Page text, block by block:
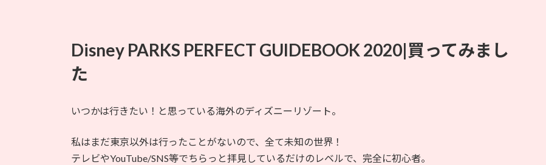
Disney PARKS PERFECT GUIDEBOOK 2020|買ってみまし
た
いつかは行きたい！と思っている海外のディズニーリゾート。
私はまだ東京以外は行ったことがないので、全て未知の世界！
テレビやYouTube/SNS等でちらっと拝見しているだけのレベルで、完全に初心者。